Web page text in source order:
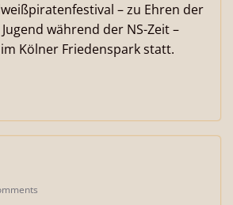
– zu Ehren der
während der NS-Zeit –
Kölner Friedenspark statt.